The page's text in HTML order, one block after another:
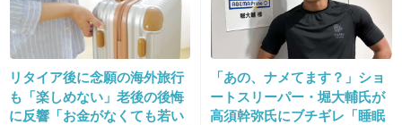
リタイア後に念願の海外旅行
も「楽しめない」老後の後悔
に反響「お金がなくても若い
「あの、ナメてます？」ショ
ートスリーパー・堀大輔氏が
高須幹弥氏にブチギレ「睡眠